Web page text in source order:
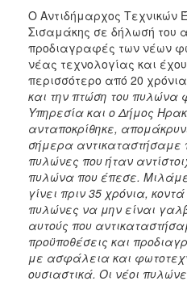
Ο Αντιδήμαρχος Τεχνικών
Σισαμάκης σε δήλωσή του
προδιαγραφές των νέων
νέας τεχνολογίας και
περισσότερο από 20
και την πτώση του πυλώνα
Υπηρεσία και ο Δήμος
ανταποκρίθηκε,
σήμερα αντικαταστήσαμε
πυλώνες που ήταν
πυλώνα που έπεσε.
γίνει πριν 35 χρόνια,
πυλώνες να μην είναι
αυτούς που
προϋποθέσεις και
με ασφάλεια και
ουσιαστικά. Οι νέοι